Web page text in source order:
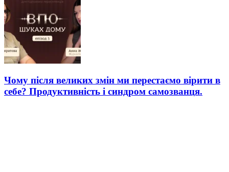
Чому після великих змін ми перестаємо вірити в
себе? Продуктивність і синдром самозванця.